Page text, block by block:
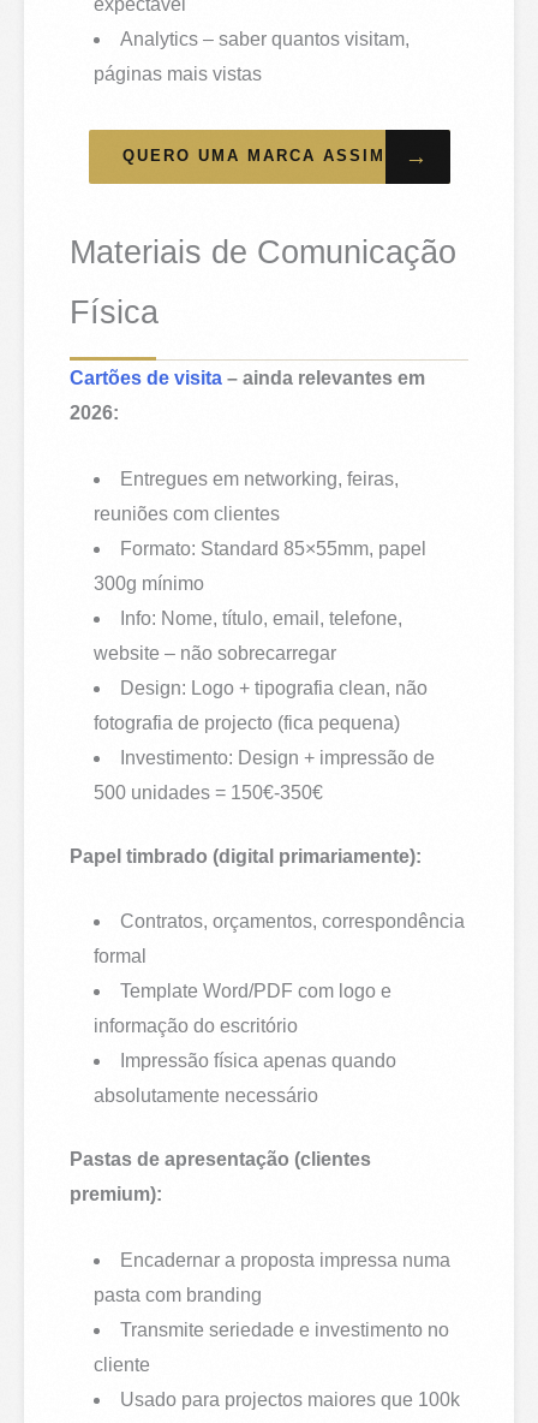
expectável
Analytics – saber quantos visitam,
páginas mais vistas
QUERO UMA MARCA ASSIM →
Materiais de Comunicação
Física
Cartões de visita – ainda relevantes em
2026:
Entregues em networking, feiras,
reuniões com clientes
Formato: Standard 85×55mm, papel
300g mínimo
Info: Nome, título, email, telefone,
website – não sobrecarregar
Design: Logo + tipografia clean, não
fotografia de projecto (fica pequena)
Investimento: Design + impressão de
500 unidades = 150€-350€
Papel timbrado (digital primariamente):
Contratos, orçamentos, correspondência
formal
Template Word/PDF com logo e
informação do escritório
Impressão física apenas quando
absolutamente necessário
Pastas de apresentação (clientes
premium):
Encadernar a proposta impressa numa
pasta com branding
Transmite seriedade e investimento no
cliente
Usado para projectos maiores que 100k